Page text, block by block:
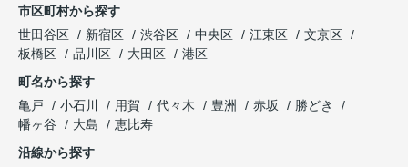
市区町村から探す
世田谷区
新宿区 渋谷区 中央区 江東区
文京区
板橋区
品川区 大田区
港区
町名から探す
亀戸
小石川 用賀 代々木 豊洲 赤坂
勝どき
幡ヶ谷
大島
恵比寿
沿線から探す